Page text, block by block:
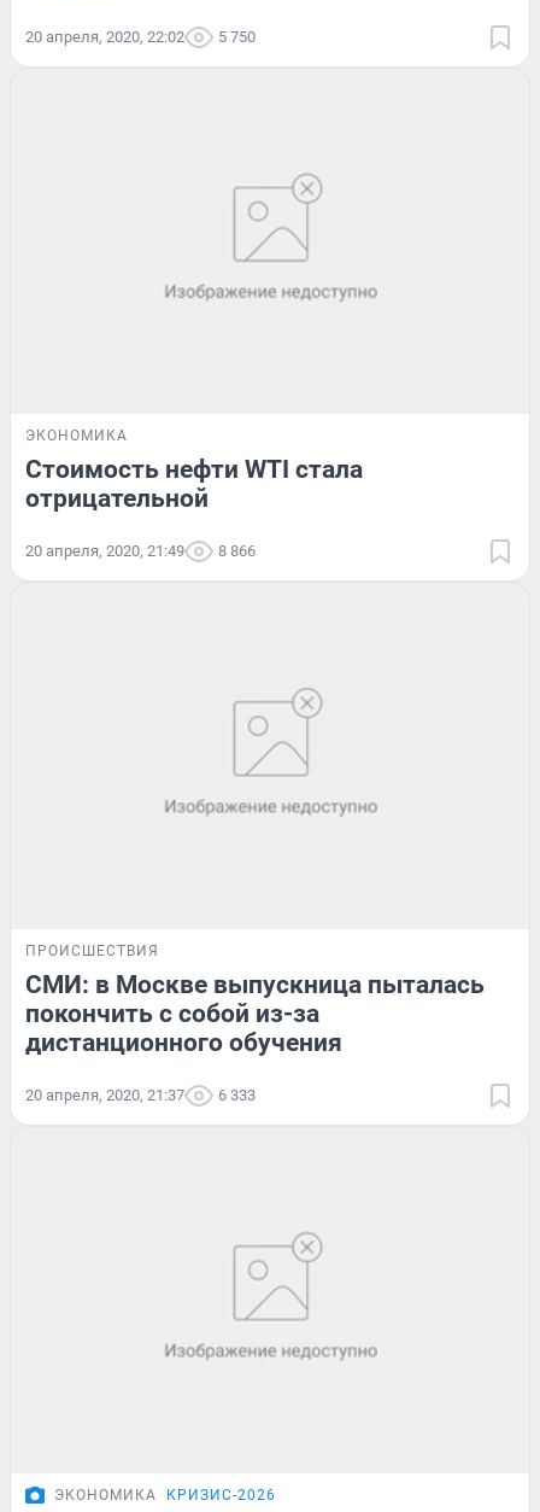
20 апреля, 2020, 22:02 5 750
ЭКОНОМИКА
Стоимость нефти WTI стала
отрицательной
20 апреля, 2020, 21:49 8 866
ПРОИСШЕСТВИЯ
СМИ: в Москве выпускница пыталась
покончить с собой из-за
дистанционного обучения
20 апреля, 2020, 21:37 6 333
ЭКОНОМИКА КРИЗИС-2026